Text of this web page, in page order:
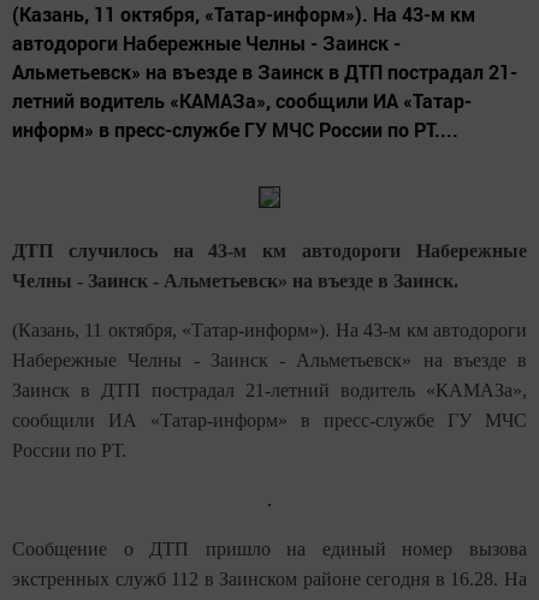
(Казань, 11 октября, «Татар-информ»). На 43-м км
автодороги Набережные Челны - Заинск -
Альметьевск» на въезде в Заинск в ДТП пострадал 21-
летний водитель «КАМАЗа», сообщили ИА «Татар-
информ» в пресс-службе ГУ МЧС России по РТ....
ДТП случилось на 43-м км автодороги Набережные
Челны - Заинск - Альметьевск» на въезде в Заинск.
(Казань, 11 октября, «Татар-информ»). На 43-м км автодороги
Набережные Челны - Заинск - Альметьевск» на въезде в
Заинск в ДТП пострадал 21-летний водитель «КАМАЗа»,
сообщили ИА «Татар-информ» в пресс-службе ГУ МЧС
России по РТ.
Сообщение о ДТП пришло на единый номер вызова
экстренных служб 112 в Заинском районе сегодня в 16.28. На